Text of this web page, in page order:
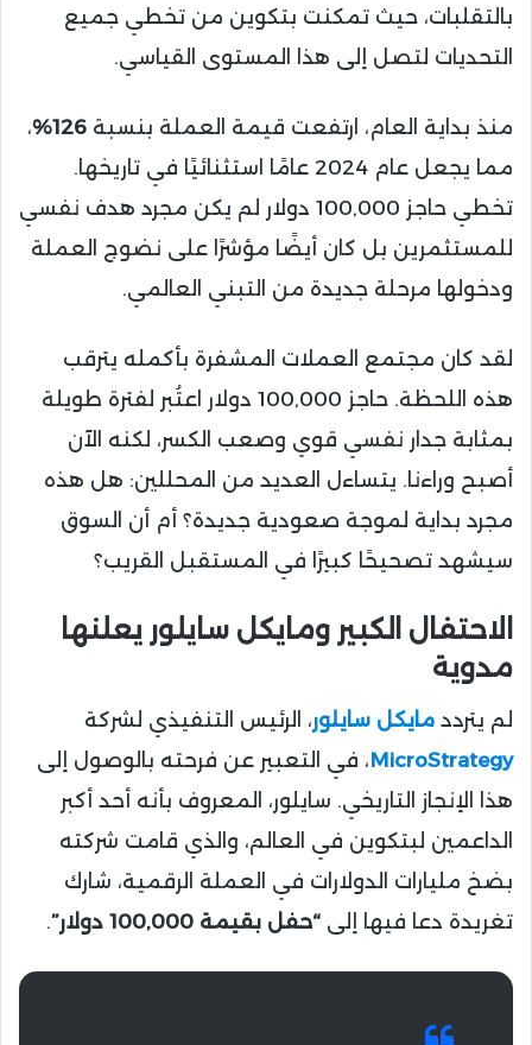
بالتقلبات، حيث تمكنت بتكوين من تخطي جميع
التحديات لتصل إلى هذا المستوى القياسي.
منذ بداية العام، ارتفعت قيمة العملة بنسبة 126%
،
مما يجعل عام 2024 عامًا استثنائيًا في تاريخها.
تخطي حاجز 100,000 دولار لم يكن مجرد هدف نفسي
للمستثمرين بل كان أيضًا مؤشرًا على نضوج العملة
ودخولها مرحلة جديدة من التبني العالمي.
لقد كان مجتمع العملات المشفرة بأكمله يترقب
هذه اللحظة. حاجز 100,000 دولار اعتُبر لفترة طويلة
بمثابة جدار نفسي قوي وصعب الكسر، لكنه الآن
أصبح وراءنا. يتساءل العديد من المحللين: هل هذه
مجرد بداية لموجة صعودية جديدة؟ أم أن السوق
سيشهد تصحيحًا كبيرًا في المستقبل القريب؟
الاحتفال الكبير ومايكل سايلور يعلنها
مدوية
لم يتردد مايكل سايلور، الرئيس التنفيذي لشركة
MicroStrategy، في التعبير عن فرحته بالوصول إلى
هذا الإنجاز التاريخي. سايلور، المعروف بأنه أحد أكبر
الداعمين لبتكوين في العالم، والذي قامت شركته
بضخ مليارات الدولارات في العملة الرقمية، شارك
تغريدة دعا فيها إلى “حفل بقيمة 100,000 دولار” .